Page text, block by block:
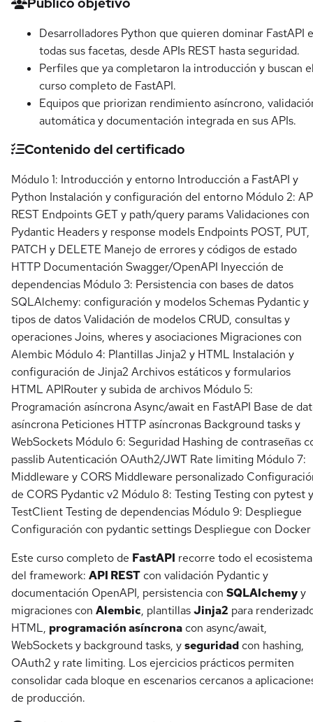
Detalles del curso
Desarrolladores Python que quieren dominar FastAPI
todas sus facetas, desde APIs REST hasta seguridad.
Perfiles que ya completaron la introducción y buscan
curso completo de FastAPI.
Equipos que priorizan rendimiento asíncrono,
automática y documentación integrada en sus APIs.
Contenido del certificado
Módulo 1: Introducción y entorno Introducción a FastAPI y
Python Instalación y configuración del entorno Módulo 2:
REST Endpoints GET y path/query params Validaciones con
Pydantic Headers y response models Endpoints POST, PUT,
PATCH y DELETE Manejo de errores y códigos de estado
HTTP Documentación Swagger/OpenAPI Inyección de
dependencias Módulo 3: Persistencia con bases de datos
SQLAlchemy: configuración y modelos Schemas Pydantic y
tipos de datos Validación de modelos CRUD, consultas y
operaciones Joins, wheres y asociaciones Migraciones con
Alembic Módulo 4: Plantillas Jinja2 y HTML Instalación y
configuración de Jinja2 Archivos estáticos y formularios
HTML APIRouter y subida de archivos Módulo 5:
Programación asíncrona Async/await en FastAPI Base de
asíncrona Peticiones HTTP asíncronas Background tasks y
WebSockets Módulo 6: Seguridad Hashing de contraseñas
passlib Autenticación OAuth2/JWT Rate limiting Módulo 7:
Middleware y CORS Middleware personalizado
de CORS Pydantic v2 Módulo 8: Testing Testing con pytest y
TestClient Testing de dependencias Módulo 9: Despliegue
Configuración con pydantic settings Despliegue con Docker
Este curso completo de FastAPI recorre todo el ecosistema
del framework: API REST con validación Pydantic y
documentación OpenAPI, persistencia con SQLAlchemyy
migraciones con Alembic, plantillasJinja2 para
HTML, programación asíncrona con async/await,
WebSockets y background tasks, yseguridad con hashing,
OAuth2 y rate limiting. Los ejercicios prácticos permiten
consolidar cada bloque en escenarios cercanos a
de producción.